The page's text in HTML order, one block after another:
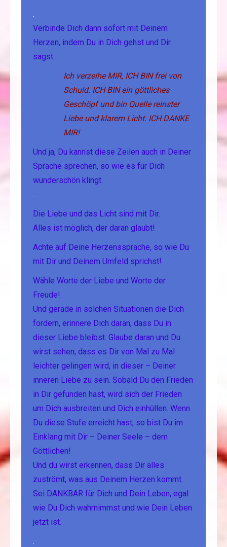
.
Verbinde Dich dann sofort mit Deinem
Herzen, indem Du in Dich gehst und Dir
sagst:
Ich verzeihe MIR, ICH BIN frei von
Schuld. ICH BIN ein göttliches
Geschöpf und bin Quelle reinster
Liebe und klarem Licht. ICH DANKE
MIR!
Und ja, Du kannst diese Zeilen auch in Deiner
Sprache sprechen, so wie es für Dich
wunderschön klingt.
.
Die Liebe und das Licht sind mit Dir.
Alles ist möglich, der daran glaubt!
Achte auf Deine Herzenssprache, so wie Du
mit Dir und Deinem Umfeld sprichst!
Wähle Worte der Liebe und Worte der
Freude!
Und gerade in solchen Situationen die Dich
fordern, erinnere Dich daran, dass Du in
dieser Liebe bleibst. Glaube daran und Du
wirst sehen, dass es Dir von Mal zu Mal
leichter gelingen wird, in dieser – Deiner
inneren Liebe zu sein. Sobald Du den Frieden
in Dir gefunden hast, wird sich der Frieden
um Dich ausbreiten und Dich einhüllen. Wenn
Du diese Stufe erreicht hast, so bist Du im
Einklang mit Dir – Deiner Seele – dem
Göttlichen!
Und du wirst erkennen, dass Dir alles
zuströmt, was aus Deinem Herzen kommt.
Sei DANKBAR für Dich und Dein Leben, egal
wie Du Dich wahrnimmst und wie Dein Leben
jetzt ist.
.